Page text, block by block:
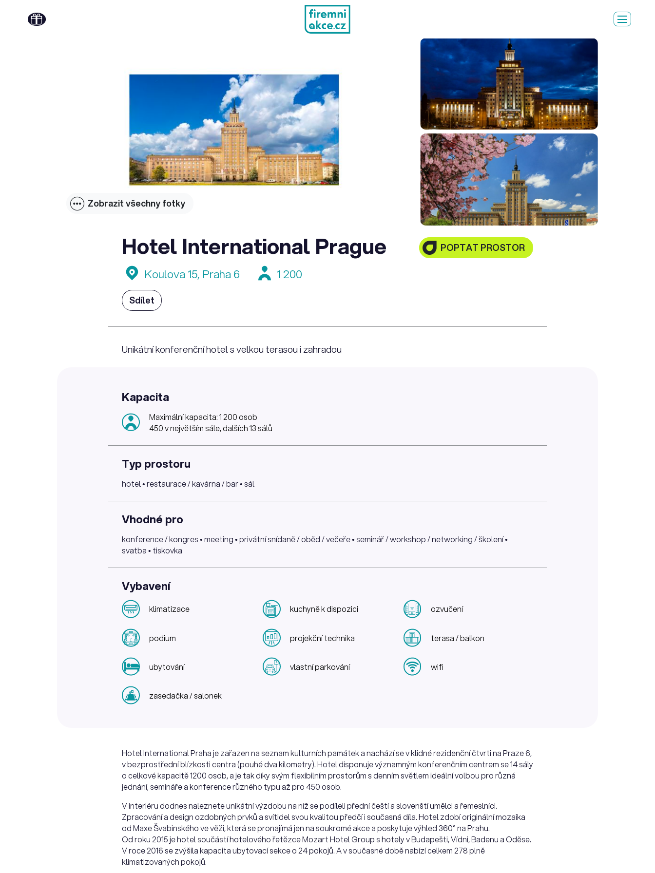
Zobrazit všechny fotky
Hotel International Prague POPTAT PROSTOR
Koulova 15, Praha 6 1 200
Sdílet
Unikátní konferenční hotel s velkou terasou i zahradou
Kapacita
Maximální kapacita: 1 200 osob
450 v největším sále, dalších 13 sálů
Typ prostoru
hotel • restaurace / kavárna / bar • sál
Vhodné pro
konference / kongres • meeting • privátní snídaně / oběd / večeře • seminář / workshop / networking / školení •
svatba • tiskovka
Vybavení
klimatizace kuchyně k dispozici ozvučení
podium projekční technika terasa / balkon
ubytování vlastní parkování wifi
zasedačka / salonek
Hotel International Praha je zařazen na seznam kulturních památek a nachází se v klidné rezidenční čtvrti na Praze 6,
v bezprostřední blízkosti centra (pouhé dva kilometry). Hotel disponuje významným konferenčním centrem se 14 sály
o celkové kapacitě 1200 osob, a je tak díky svým flexibilním prostorům s denním světlem ideální volbou pro různá
jednání, semináře a konference různého typu až pro 450 osob.
V interiéru dodnes naleznete unikátní výzdobu na níž se podíleli přední čeští a slovenští umělci a řemeslníci.
Zpracování a design ozdobných prvků a svítidel svou kvalitou předčí i současná díla. Hotel zdobí originální mozaika
od Maxe Švabinského ve věži, která se pronajímá jen na soukromé akce a poskytuje výhled 360° na Prahu.
Od roku 2015 je hotel součástí hotelového řetězce Mozart Hotel Group s hotely v Budapešti, Vídni, Badenu a Oděse.
V roce 2016 se zvýšila kapacita ubytovací sekce o 24 pokojů. A v současné době nabízí celkem 278 plně
klimatizovaných pokojů.